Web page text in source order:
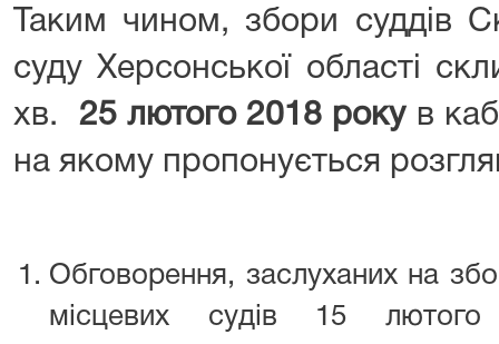
Таким чином, збори суддів
суду Херсонської області
хв. 25 лютого 2018 рокув
на якому пропонується
Обговорення, заслуханих на
місцевих судів 15